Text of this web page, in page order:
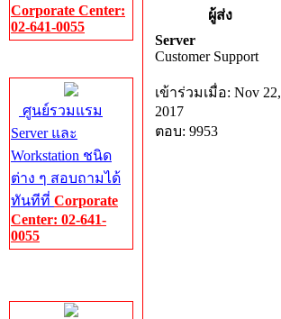
Corporate Center:
02-641-0055
ศูนย์รวมแรม
Server และ
Workstation ชนิด
ต่าง ๆ สอบถามได้
ทันทีที่ Corporate
Center: 02-641-
0055
ผู้ส่ง
Server
Customer Support
เข้าร่วมเมื่อ: Nov 22,
2017
ตอบ: 9953